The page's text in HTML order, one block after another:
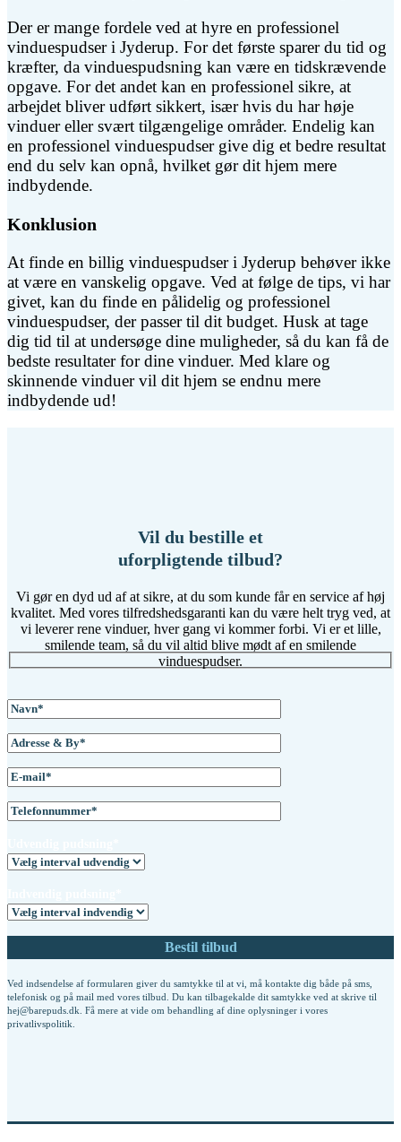
Der er mange fordele ved at hyre en professionel
vinduespudser i Jyderup. For det første sparer du tid og
kræfter, da vinduespudsning kan være en tidskrævende
opgave. For det andet kan en professionel sikre, at
arbejdet bliver udført sikkert, især hvis du har høje
vinduer eller svært tilgængelige områder. Endelig kan
en professionel vinduespudser give dig et bedre resultat
end du selv kan opnå, hvilket gør dit hjem mere
indbydende.
Konklusion
At finde en billig vinduespudser i Jyderup behøver ikke
at være en vanskelig opgave. Ved at følge de tips, vi har
givet, kan du finde en pålidelig og professionel
vinduespudser, der passer til dit budget. Husk at tage
dig tid til at undersøge dine muligheder, så du kan få de
bedste resultater for dine vinduer. Med klare og
skinnende vinduer vil dit hjem se endnu mere
indbydende ud!
Vil du bestille et
uforpligtende tilbud?
Vi gør en dyd ud af at sikre, at du som kunde får en service af høj
kvalitet. Med vores tilfredshedsgaranti kan du være helt tryg ved, at
vi leverer rene vinduer, hver gang vi kommer forbi. Vi er et lille,
smilende team, så du vil altid blive mødt af en smilende
vinduespudser.
Ved indsendelse af formularen giver du samtykke til at vi, må kontakte dig både på sms,
telefonisk og på mail med vores tilbud. Du kan tilbagekalde dit samtykke ved at skrive til
hej@barepuds.dk. Få mere at vide om behandling af dine oplysninger i vores
privatlivspolitik